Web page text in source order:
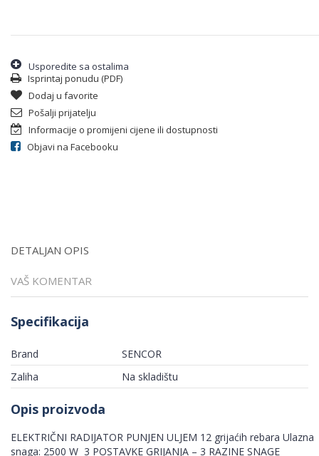
Usporedite sa ostalima
Isprintaj ponudu (PDF)
Dodaj u favorite
Pošalji prijatelju
Informacije o promijeni cijene ili dostupnosti
Objavi na Facebooku
DETALJAN OPIS
VAŠ KOMENTAR
Specifikacija
Brand
SENCOR
Zaliha
Na skladištu
Opis proizvoda
ELEKTRIČNI RADIJATOR PUNJEN ULJEM 12 grijaćih rebara Ulazna
snaga: 2500 W 3 POSTAVKE GRIJANJA – 3 RAZINE SNAGE